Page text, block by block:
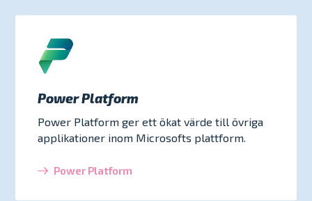
Power Platform
Power Platform ger ett ökat värde till övriga
applikationer inom Microsofts plattform.
Power Platform